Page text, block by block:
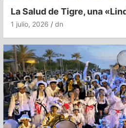
La Salud de Tigre, una
1 julio, 2026 dn